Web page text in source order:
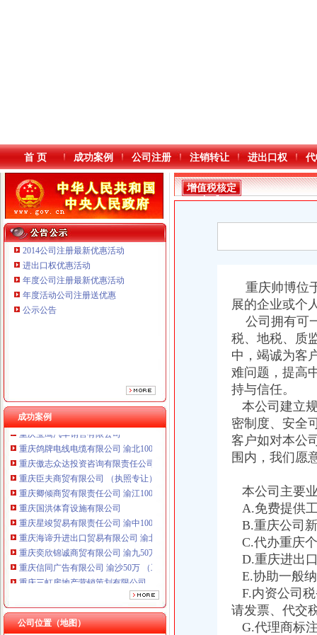
本站导航
首 页 成功案例 公司注册 注销转让 进出口权
2014公司注册最新优惠活动
进出口权优惠活动
年度公司注册最新优惠活动
年度活动公司注册送优惠
公示公告
成功案例
重庆鸽牌电线电缆有限公司 渝北10010万 (进出口权)
重庆傲志众达投资咨询有限责任公司 渝九1000万 （增资）
重庆臣夫商贸有限公司 （执照专让）
重庆卿倾商贸有限责任公司 渝江100万 （工商注册）
重庆国洪体育设施有限公司
重庆星竣贸易有限责任公司 渝中100万 （进出口权）
重庆海谛升进出口贸易有限公司 渝北100万 （进出口权）
重庆奕欣锦诚商贸有限公司 渝九50万 （工商注册）
重庆信同广告有限公司 渝沙50万 （工商注册）
重庆三虹房地产营销策划有限公司
重庆宝鹰汽车销售有限公司
重庆鸽牌电线电缆有限公司 渝北10010万 (进出口权)
重庆傲志众达投资咨询有限责任公司 渝九1000万 （增资）
重庆臣夫商贸有限公司 （执照专让）
公司位置（地图）
增值税核定
标准
重庆帅博位
展的企业或个
公司拥有可
税、地税、质
中，竭诚为客
难问题，提高
持与信任。
本公司建立
密制度、安全
客户如对本公
围内，我们愿
本公司主要
A.免费提供
B.重庆公司
C.代办重庆
D.重庆进出
E.协助一般
F.内资公司
请发票、代交
G.代理商标